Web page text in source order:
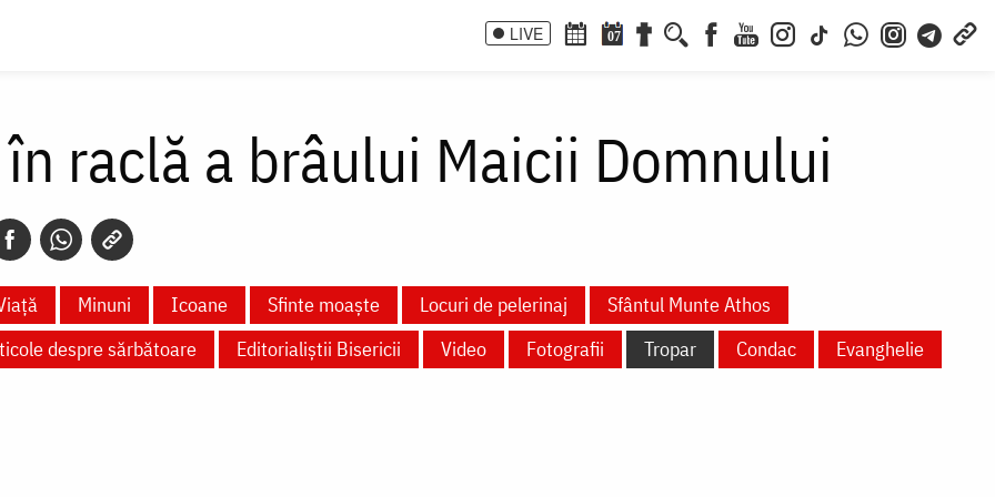
LIVE 07
raclă a brâului Maicii Domnului
Minuni Icoane Sfinte moaște Locuri de pelerinaj
Sfântul Munte Athos
despre sărbătoare Editorialiștii Bisericii Video Fotografii Tropar Condac
Evanghelie